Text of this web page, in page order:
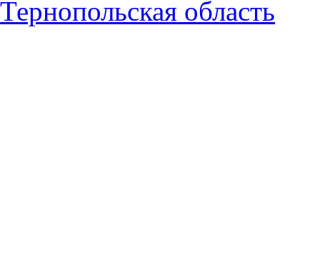
Тернопольская область